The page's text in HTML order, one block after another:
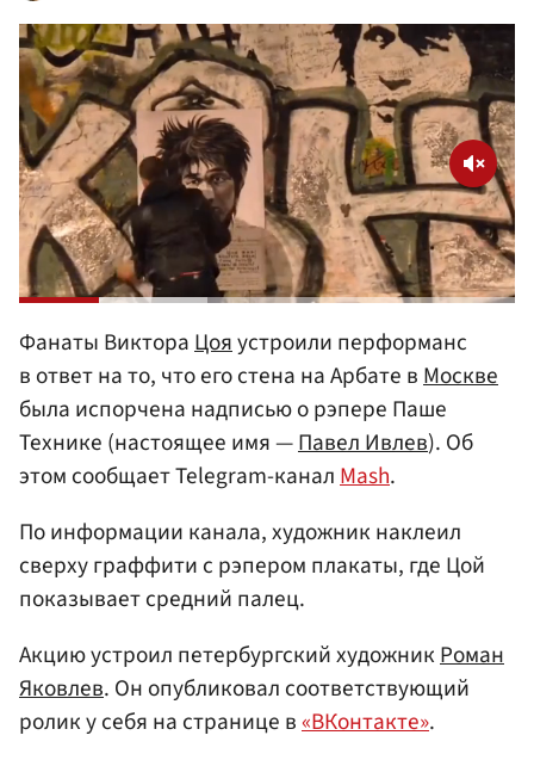
Фанаты ВиктораЦояустроили перформанс
в ответ на то, что его стена на Арбате вМоскве
была испорчена надписью о рэпере Паше
Технике (настоящее имя —Павел Ивлев). Об
этом сообщает Telegram-каналMash.
По информации канала, художник наклеил
сверху граффити с рэпером плакаты, где Цой
показывает средний палец.
Акцию устроил петербургский художникРоман
Яковлев. Он опубликовал соответствующий
ролик у себя на странице в«ВКонтакте».